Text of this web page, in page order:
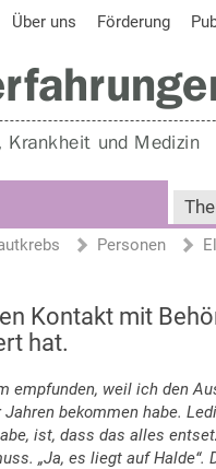
Über uns Förderung
Personen
Kontakt mit
hat.
empfunden, weil ich den
bekommen habe.
ist, dass das alles
„Ja, es liegt auf